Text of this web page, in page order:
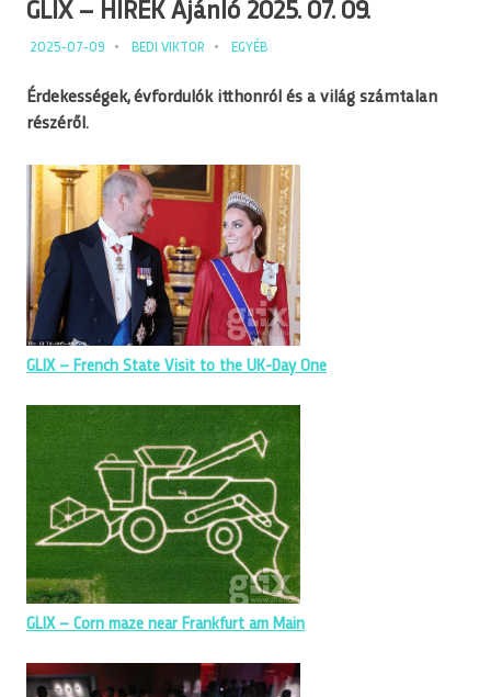
GLIX – HÍREK Ajánló 2025. 07. 09.
2025-07-09 BEDI VIKTOR EGYÉB
Érdekességek, évfordulók itthonról és a világ számtalan
részéről.
GLIX – French State Visit to the UK-Day One
GLIX – Corn maze near Frankfurt am Main